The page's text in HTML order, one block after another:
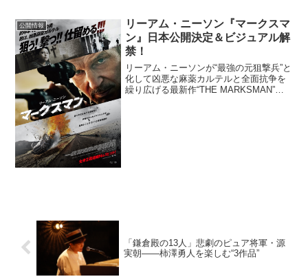
ル』に夢中になってしまう3つのポイント
『ブックスマート...
公開情報
リーアム・ニーソン『マークスマ
ン』日本公開決定＆ビジュアル解
禁！
リーアム・ニーソンが“最強の元狙撃兵”と
化して凶悪な麻薬カルテルと全面抗争を
繰り広げる最新作“THE MARKSMAN”が
「鎌倉殿の13人」悲劇のピュア将軍・源
実朝——柿澤勇人を楽しむ“3作品”